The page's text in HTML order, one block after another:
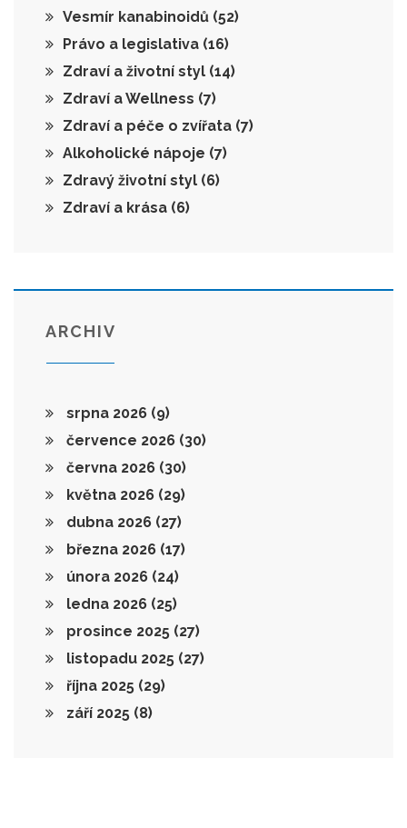
Vesmír kanabinoidů (52)
Právo a legislativa (16)
Zdraví a životní styl (14)
Zdraví a Wellness (7)
Zdraví a péče o zvířata (7)
Alkoholické nápoje (7)
Zdravý životní styl (6)
Zdraví a krása (6)
ARCHIV
srpna 2026 (9)
července 2026 (30)
června 2026 (30)
května 2026 (29)
dubna 2026 (27)
března 2026 (17)
února 2026 (24)
ledna 2026 (25)
prosince 2025 (27)
listopadu 2025 (27)
října 2025 (29)
září 2025 (8)